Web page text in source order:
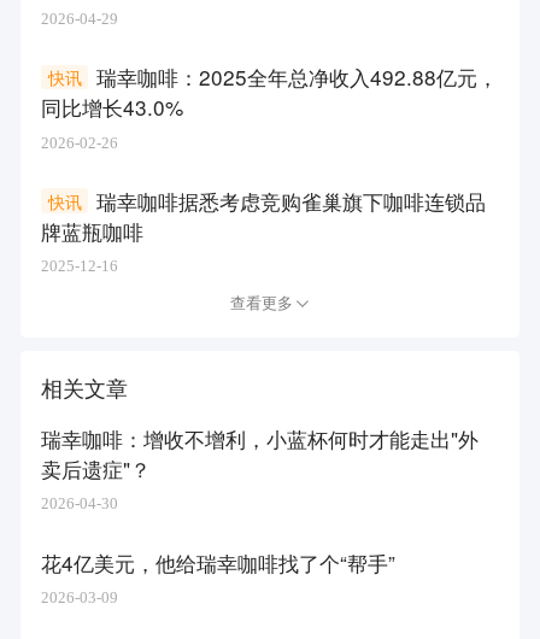
2026-04-29
瑞幸咖啡：2025全年总净收入492.88亿元，
同比增长43.0%
快讯
2026-02-26
瑞幸咖啡据悉考虑竞购雀巢旗下咖啡连锁品
牌蓝瓶咖啡
快讯
2025-12-16
查看更多
相关文章
瑞幸咖啡：增收不增利，小蓝杯何时才能走出"外
卖后遗症"？
2026-04-30
花4亿美元，他给瑞幸咖啡找了个“帮手”
2026-03-09